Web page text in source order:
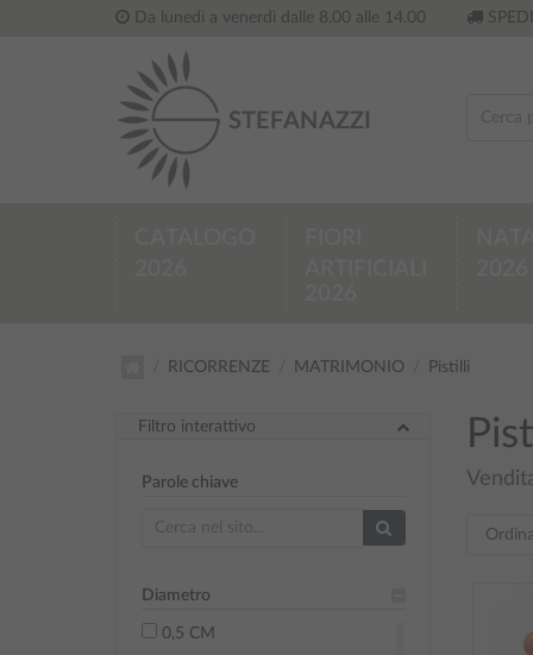
Da lunedì a venerdì dalle 8.00 alle 14.00
RICORRENZE MATRIMONIO Pistilli
Filtro interattivo
Parole chiave
Diametro
0,5 CM